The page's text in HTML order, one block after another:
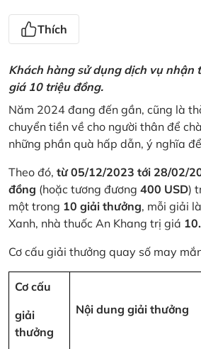
Thích
Khách hàng sử dụng dịch vụ nhận
giá 10 triệu đồng.
Năm 2024 đang đến gần, cũng là
chuyển tiền về cho người thân để
những phần quà hấp dẫn, ý nghĩa
Theo đó, từ 05/12/2023 tới 28/02/
đồng (hoặc tương đương 400 USD)
một trong 10 giải thưởng, mỗi giải
Xanh, nhà thuốc An Khang trị giá
Cơ cấu giải thưởng quay số may
Cơ cấu
giải
thưởng
Nội dung giải thưởng